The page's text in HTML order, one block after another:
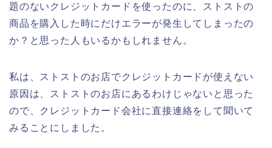
題のないクレジットカードを使ったのに、ストストの
商品を購入した時にだけエラーが発生してしまったの
か？と思った人もいるかもしれません。
私は、ストストのお店でクレジットカードが使えない
原因は、ストストのお店にあるわけじゃないと思った
ので、クレジットカード会社に直接連絡をして聞いて
みることにしました。